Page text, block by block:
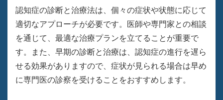
認知症の診断と治療法は、個々の症状や状態に応じて
適切なアプローチが必要です。医師や専門家との相談
を通じて、最適な治療プランを立てることが重要で
す。また、早期の診断と治療は、認知症の進行を遅ら
せる効果がありますので、症状が見られる場合は早め
に専門医の診察を受けることをおすすめします。